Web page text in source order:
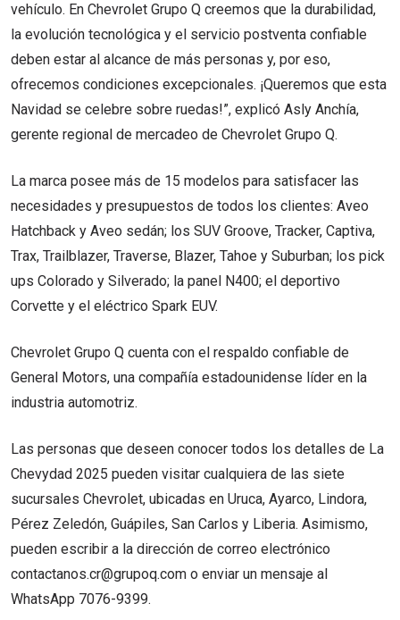
vehículo. En Chevrolet Grupo Q creemos que la durabilidad,
la evolución tecnológica y el servicio postventa confiable
deben estar al alcance de más personas y, por eso,
ofrecemos condiciones excepcionales. ¡Queremos que esta
Navidad se celebre sobre ruedas!”, explicó Asly Anchía,
gerente regional de mercadeo de Chevrolet Grupo Q.
La marca posee más de 15 modelos para satisfacer las
necesidades y presupuestos de todos los clientes: Aveo
Hatchback y Aveo sedán; los SUV Groove, Tracker, Captiva,
Trax, Trailblazer, Traverse, Blazer, Tahoe y Suburban; los pick
ups Colorado y Silverado; la panel N400; el deportivo
Corvette y el eléctrico Spark EUV.
Chevrolet Grupo Q cuenta con el respaldo confiable de
General Motors, una compañía estadounidense líder en la
industria automotriz.
Las personas que deseen conocer todos los detalles de La
Chevydad 2025 pueden visitar cualquiera de las siete
sucursales Chevrolet, ubicadas en Uruca, Ayarco, Lindora,
Pérez Zeledón, Guápiles, San Carlos y Liberia. Asimismo,
pueden escribir a la dirección de correo electrónico
contactanos.cr@grupoq.com o enviar un mensaje al
WhatsApp 7076-9399.